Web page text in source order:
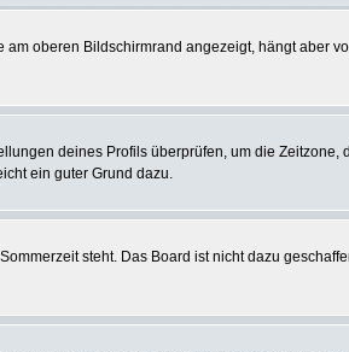
oberen Bildschirmrand angezeigt, hängt aber
deines Profils überprüfen, um die Zeitzone,
ein guter Grund dazu.
steht. Das Board ist nicht dazu